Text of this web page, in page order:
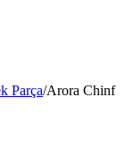
Parça/Arora Chinf